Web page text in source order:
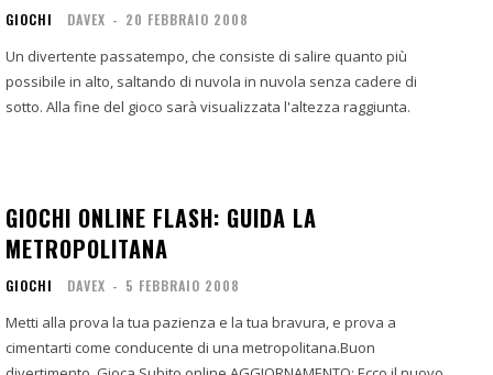
GIOCHI DAVEX - 20 FEBBRAIO 2008
Un divertente passatempo, che consiste di salire quanto più
possibile in alto, saltando di nuvola in nuvola senza cadere di
sotto. Alla fine del gioco sarà visualizzata l'altezza raggiunta.
GIOCHI ONLINE FLASH: GUIDA LA
METROPOLITANA
GIOCHI DAVEX - 5 FEBBRAIO 2008
Metti alla prova la tua pazienza e la tua bravura, e prova a
cimentarti come conducente di una metropolitana.Buon